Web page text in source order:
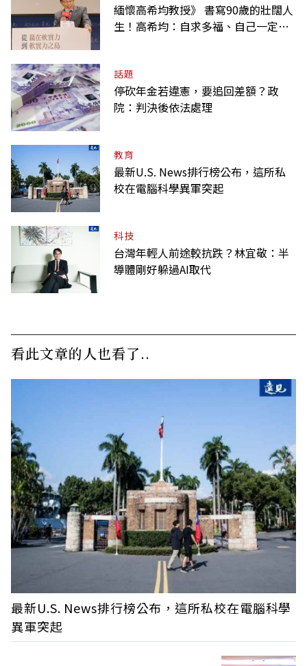
緬懷高希均教授》 書寫90歲的壯闊人
生！高希均：自求多福、自己一定要
話題
停砍年金若違憲，要追回差額？政
院：判決後依法處理
教育
最新U.S. News排行榜公布，這所私
校在電腦科學異軍突起
科技
台灣年輕人前途較抗跌？林宜敬：半
導體剛好躲過AI取代
看此文章的人也看了..
最新U.S. News排行榜公布，這所私校在電腦科學
異軍突起